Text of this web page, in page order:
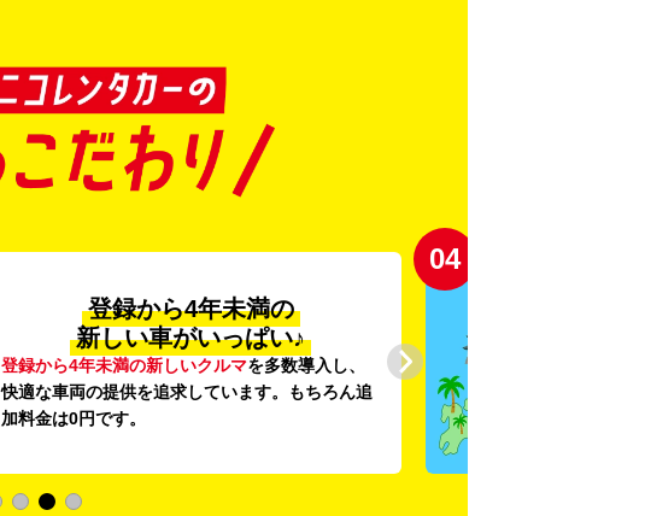
登録から4年未満の
新しい車がいっぱい♪
登録から4年未満の新しいクルマを多数導入し、
快適な車両の提供を追求しています。もちろん追
加料金は0円です。
04